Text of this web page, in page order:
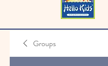
Groups